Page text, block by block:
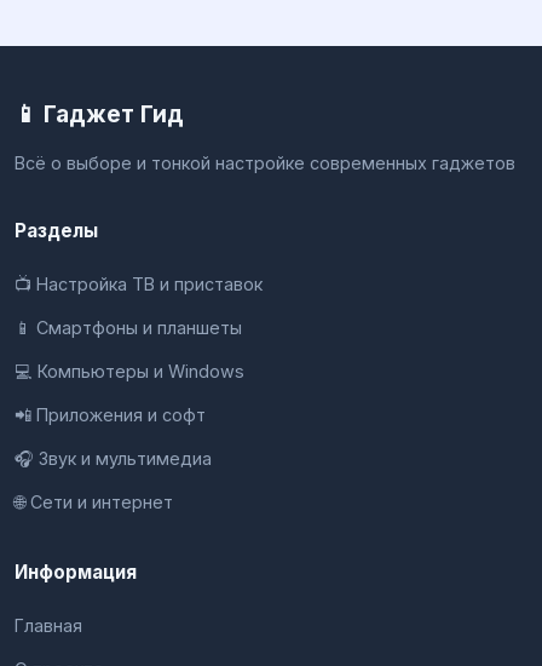
📱 Гаджет Гид
Всё о выборе и тонкой настройке современных гаджетов
Разделы
📺 Настройка ТВ и приставок
📱 Смартфоны и планшеты
💻 Компьютеры и Windows
📲 Приложения и софт
🎧 Звук и мультимедиа
🌐 Сети и интернет
Информация
Главная